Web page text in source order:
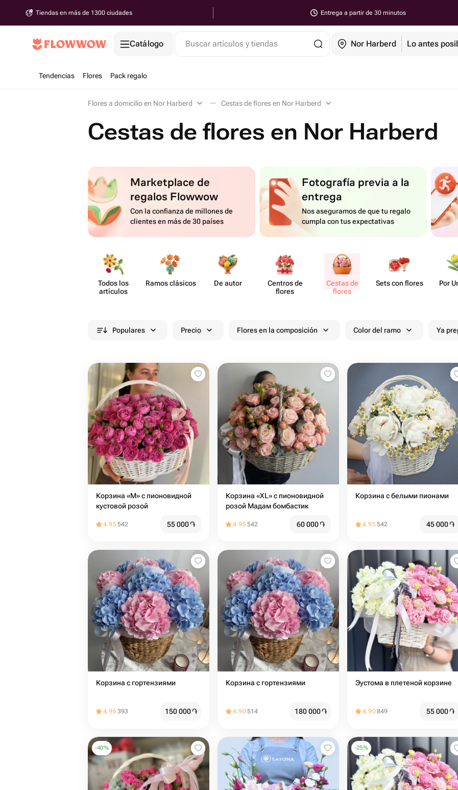
Tiendas en más de 1300 ciudades Entrega a partir de 30 minutos
Catálogo Buscar artículos y tiendas Nor Harberd Lo antes
Tendencias Flores Pack regalo
Flores a domicilio en Nor Harberd Cestas de flores en Nor Harberd
Cestas de flores en Nor Harberd
Marketplace de
regalos Flowwow
Con la confianza de millones de
clientes en más de 30 países
Fotografía previa a la
entrega
Nos aseguramos de que tu regalo
cumpla con tus expectativas
Todos los
artículos
Ramos clásicos De autor
Centros de
flores
Cestas de
flores
Sets con flores Por
Populares Precio Flores en la composición Color del ramo Ya
Корзина «M» с пионовидной
кустовой розой
4.95542 55 000֏
Корзина «XL» c пионовидной
розой Мадам бомбастик
4.95542 60 000֏
Корзина с белыми пионами
4.95542 45 000֏
Корзина с гортензиями
4.96393 150 000֏
Корзина с гортензиями
4.90514 180 000֏
Эустома в плетеной корзине
4.90849 55 000֏
-40% -25%